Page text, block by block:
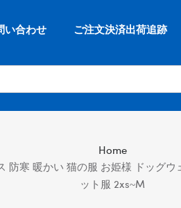
い合わせ ご注文決済出荷追跡
Home
寒 暖かい 猫の服 お姫様 ドッグ
ット服 2xs~m